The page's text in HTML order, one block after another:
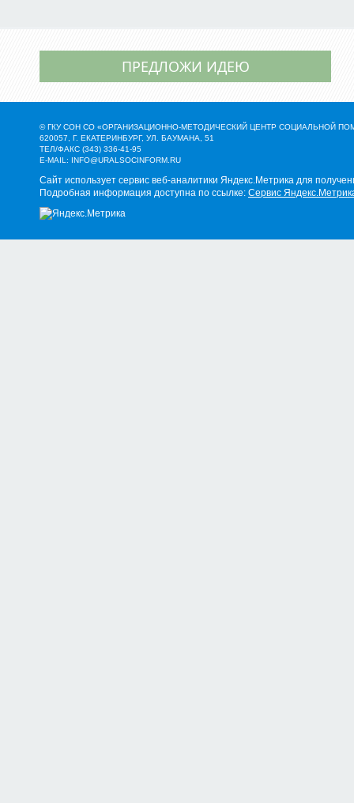
ПРЕДЛОЖИ ИДЕЮ
© ГКУ СОН СО «ОРГАНИЗАЦИОННО-МЕТОДИЧЕСКИЙ ЦЕНТР СОЦИАЛЬНОЙ
620057, Г. ЕКАТЕРИНБУРГ, УЛ. БАУМАНА, 51
ТЕЛ/ФАКС (343) 336-41-95
E-MAIL: INFO@URALSOCINFORM.RU
Сайт использует сервис веб-аналитики Яндекс.Метрика для
Подробная информация доступна по ссылке: Сервис